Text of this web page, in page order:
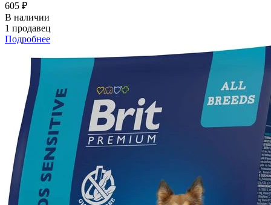
605 ₽
В наличии
1 продавец
Подробнее